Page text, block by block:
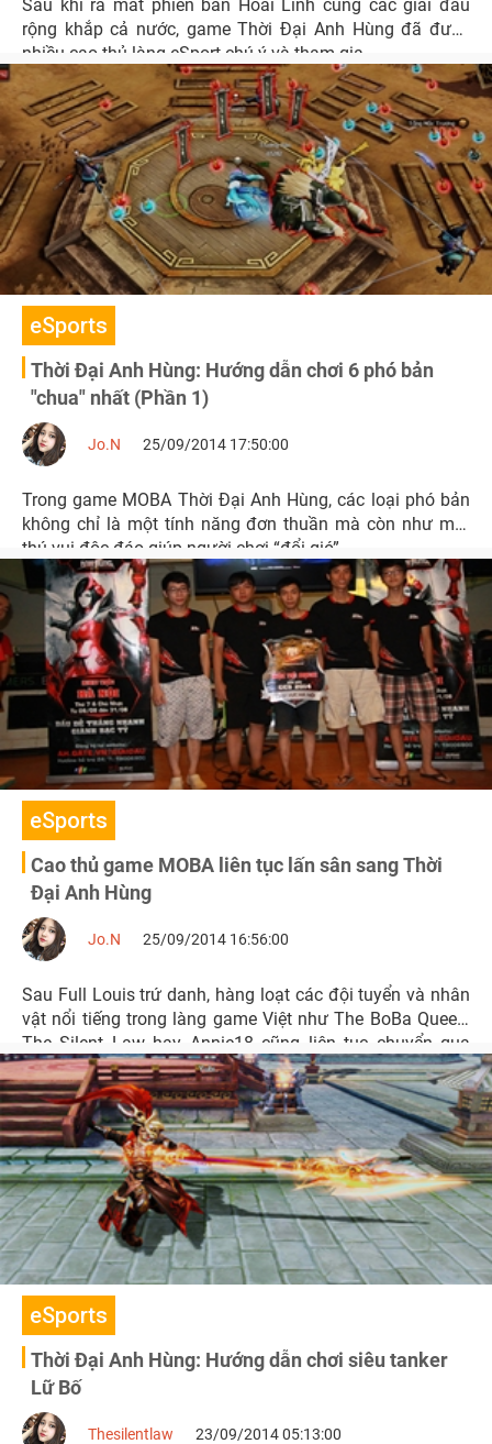
Sau khi ra mắt phiên bản Hoài Linh cùng các giải đấu
rộng khắp cả nước, game Thời Đại Anh Hùng đã được
nhiều cao thủ làng eSport chú ý và tham gia.
eSports
Thời Đại Anh Hùng: Hướng dẫn chơi 6 phó bản
"chua" nhất (Phần 1)
Jo.N 25/09/2014 17:50:00
Trong game MOBA Thời Đại Anh Hùng, các loại phó bản
không chỉ là một tính năng đơn thuần mà còn như một
thú vui độc đáo giúp người chơi “đổi gió”.
eSports
Cao thủ game MOBA liên tục lấn sân sang Thời
Đại Anh Hùng
Jo.N 25/09/2014 16:56:00
Sau Full Louis trứ danh, hàng loạt các đội tuyển và nhân
vật nổi tiếng trong làng game Việt như The BoBa Queen,
The Silent Law hay Annie18 cũng liên tục chuyển qua
tham gia game MOBA Thời Đại Anh Hùng.
eSports
Thời Đại Anh Hùng: Hướng dẫn chơi siêu tanker
Lữ Bố
Thesilentlaw 23/09/2014 05:13:00